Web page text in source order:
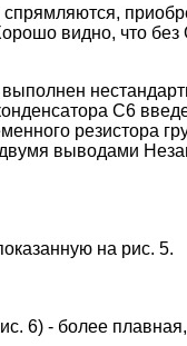
видно, что
С6
резистора
выводами
на рис. 5.
- более